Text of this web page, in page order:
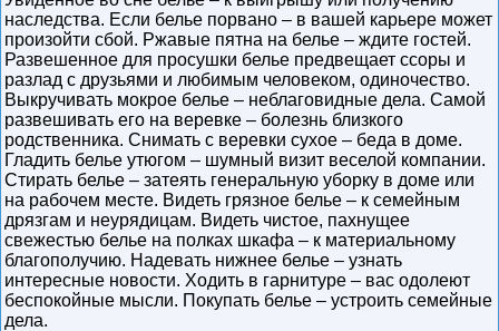
наследства. Если белье порвано – в вашей карьере может
произойти сбой. Ржавые пятна на белье – ждите гостей.
Развешенное для просушки белье предвещает ссоры и
разлад с друзьями и любимым человеком, одиночество.
Выкручивать мокрое белье – неблаговидные дела. Самой
развешивать его на веревке – болезнь близкого
родственника. Снимать с веревки сухое – беда в доме.
Гладить белье утюгом – шумный визит веселой компании.
Стирать белье – затеять генеральную уборку в доме или
на рабочем месте. Видеть грязное белье – к семейным
дрязгам и неурядицам. Видеть чистое, пахнущее
свежестью белье на полках шкафа – к материальному
благополучию. Надевать нижнее белье – узнать
интересные новости. Ходить в гарнитуре – вас одолеют
беспокойные мысли. Покупать белье – устроить семейные
дела.